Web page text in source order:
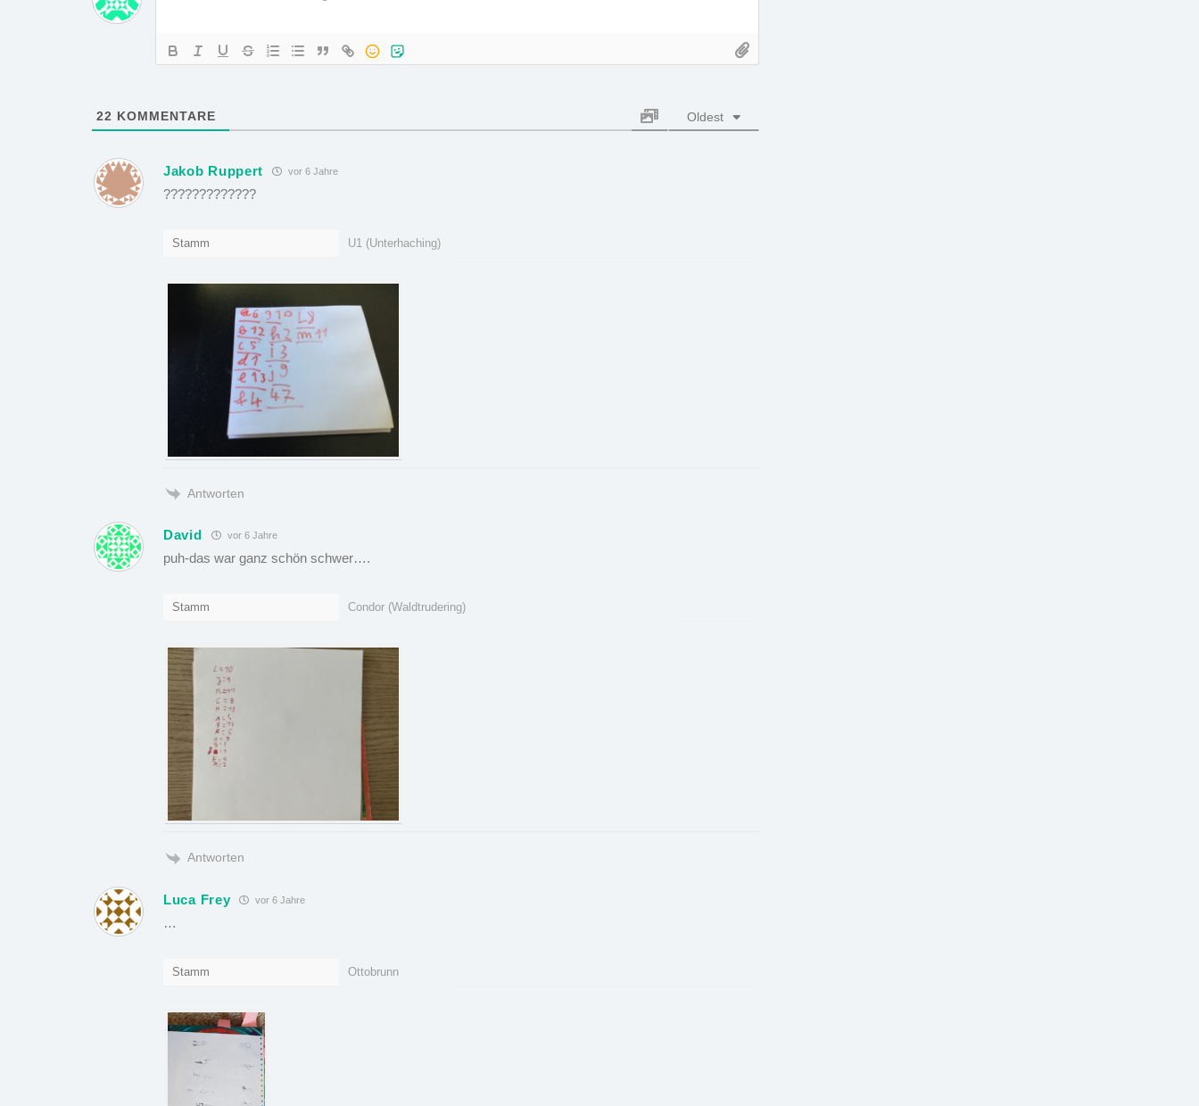
22 KOMMENTARE Oldest
Jakob Ruppert vor 6 Jahre
?????????????
Stamm U1 (Unterhaching)
Antworten
David vor 6 Jahre
puh-das war ganz schön schwer….
Stamm Condor (Waldtrudering)
Antworten
Luca Frey vor 6 Jahre
…
Stamm Ottobrunn